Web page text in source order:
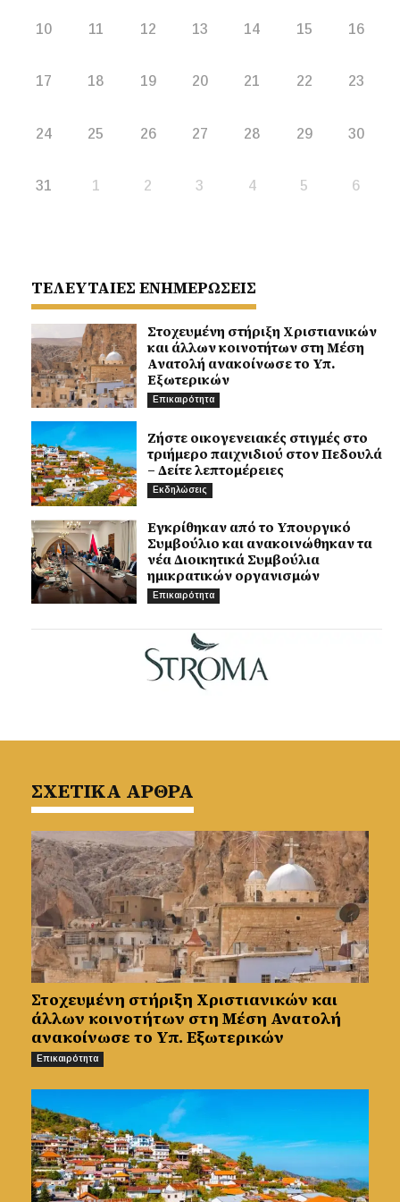
10 11 12 13 14 15 16
17 18 19 20 21 22 23
24 25 26 27 28 29 30
31 1 2 3 4 5 6
ΤΕΛΕΥΤΑΙΕΣ ΕΝΗΜΕΡΩΣΕΙΣ
Στοχευμένη στήριξη Χριστιανικών
και άλλων κοινοτήτων στη Μέση
Ανατολή ανακοίνωσε το Υπ.
Εξωτερικών
Επικαιρότητα
Ζήστε οικογενειακές στιγμές στο
τριήμερο παιχνιδιού στον Πεδουλά
– Δείτε λεπτομέρειες
Εκδηλώσεις
Εγκρίθηκαν από το Υπουργικό
Συμβούλιο και ανακοινώθηκαν τα
νέα Διοικητικά Συμβούλια
ημικρατικών οργανισμών
Επικαιρότητα
ΣΧΕΤΙΚΑ ΑΡΘΡΑ
Στοχευμένη στήριξη Χριστιανικών και
άλλων κοινοτήτων στη Μέση Ανατολή
ανακοίνωσε το Υπ. Εξωτερικών
Επικαιρότητα